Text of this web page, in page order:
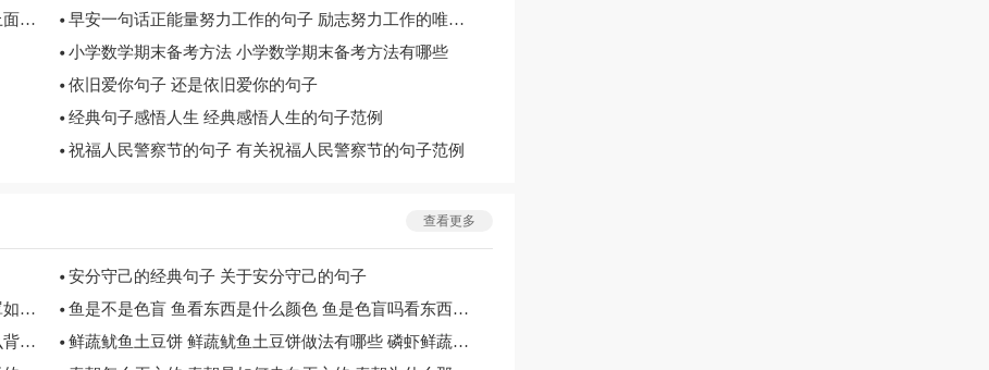
锅烧糊了怎么办 锅烧焦了的解决办法 铝锅烧糊了上面黑的怎么去掉
早安一句话正能量努力工作的句子 励志努力工作的唯美句子
小学数学期末备考方法 小学数学期末备考方法有哪些
依旧爱你句子 还是依旧爱你的句子
经典句子感悟人生 经典感悟人生的句子范例
祝福人民警察节的句子 有关祝福人民警察节的句子范例
查看更多
安分守己的经典句子 关于安分守己的句子
医用护目镜清洗方法 医用护目镜怎么清洗 医用口罩如何清洗
鱼是不是色盲 鱼看东西是什么颜色 鱼是色盲吗看东西什么颜色的
小孩背单词的正确方法 如何教孩子背英语单词 怎么背英语单词
鲜蔬鱿鱼土豆饼 鲜蔬鱿鱼土豆饼做法有哪些 磷虾鲜蔬饼的做法